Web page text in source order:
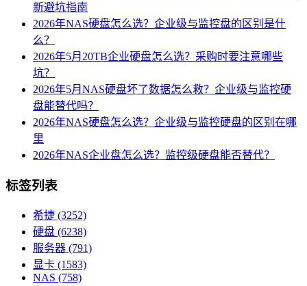
新避坑指南
2026年NAS硬盘怎么选？企业级与监控盘的区别是什
么？
2026年5月20TB企业硬盘怎么选？采购时要注意哪些
坑？
2026年5月NAS硬盘坏了数据怎么救？企业级与监控硬
盘能替代吗？
2026年NAS硬盘怎么选？企业级与监控硬盘的区别在哪
里
2026年NAS企业盘怎么选？监控级硬盘能否替代？
标签列表
希捷 (3252)
硬盘 (6238)
服务器 (791)
显卡 (1583)
NAS (758)